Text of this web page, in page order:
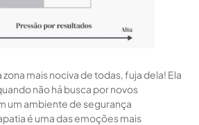
zona mais nociva de todas, fuja dela! Ela
não há busca por novos
um ambiente de segurança
é uma das emoções mais